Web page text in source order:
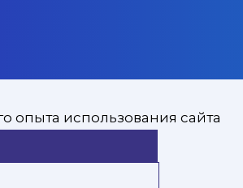
опыта использования сайта